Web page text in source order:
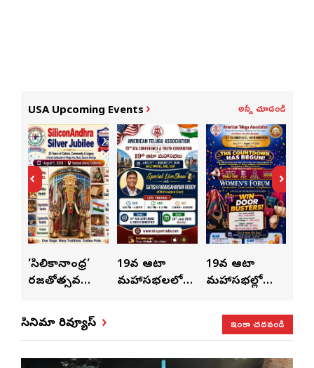
USA Upcoming Events అన్నీ చూడండి
‘సిలికానాంధ్ర’
రజతోత్సవ
కుంభ హారతి
19వ ఆటా
మహాసభలలో
19వ ఆటా
మహాసభల్లో
ప్రత్యేకంగా
‘ఉమెన్స్ ఫోరమ్’
సినిమా రివ్యూస్ ఇంకా చదవండి